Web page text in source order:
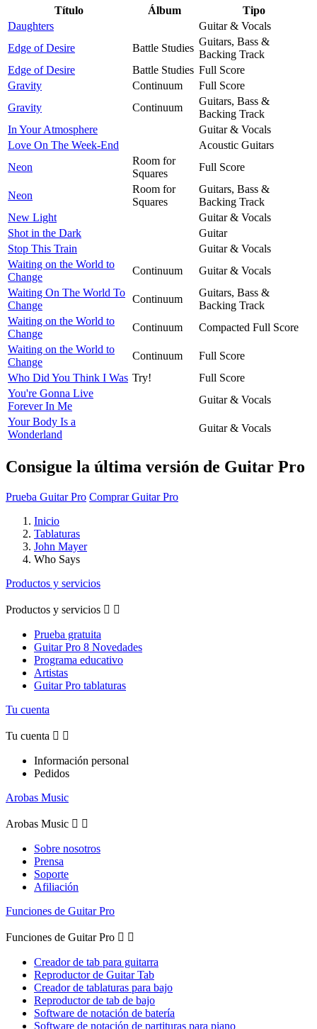
Título Álbum
Tipo
Daughters
Guitar & Vocals
Edge of Desire
Battle Studies
Guitars, Bass &
Backing Track
Edge of Desire
Battle Studies Full Score
Gravity
Continuum
Full Score
Gravity
Continuum
Guitars, Bass &
Backing Track
In Your Atmosphere
Guitar & Vocals
Love On The Week-End
Acoustic Guitars
Neon
Room for
Squares
Full Score
Neon
Room for
Squares
Guitars, Bass &
Backing Track
New Light
Guitar & Vocals
Shot in the Dark
Guitar
Stop This Train
Guitar & Vocals
Waiting on the World to
Change
Continuum
Guitar & Vocals
Waiting On The World To
Change
Continuum
Guitars, Bass &
Backing Track
Waiting on the World to
Change
Continuum
Compacted Full Score
Waiting on the World to
Change
Continuum
Full Score
Who Did You Think I Was Try!
Full Score
You're Gonna Live
Forever In Me
Guitar & Vocals
Your Body Is a
Wonderland
Guitar & Vocals
Consigue la última versión de Guitar Pro
Prueba Guitar Pro Comprar Guitar Pro
Inicio
Tablaturas
John Mayer
Who Says
Productos y servicios
Productos y servicios  
Prueba gratuita
Guitar Pro 8 Novedades
Programa educativo
Artistas
Guitar Pro tablaturas
Tu cuenta
Tu cuenta  
Información personal
Pedidos
Arobas Music
Arobas Music  
Sobre nosotros
Prensa
Soporte
Afiliación
Funciones de Guitar Pro
Funciones de Guitar Pro  
Creador de tab para guitarra
Reproductor de Guitar Tab
Creador de tablaturas para bajo
Reproductor de tab de bajo
Software de notación de batería
Software de notación de partituras para piano